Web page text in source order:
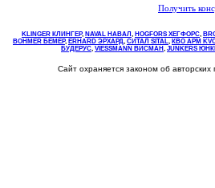
Получить
KLINGER КЛИНГЕР, NAVAL НАВАЛ , НOGFORS ХЕГФОРС,
BOHMER БЕМЕР, ERHARD ЭРХАРД, СИТАЛ SITAL, КВО АРМ
БУДЕРУС, VIESSMANN ВИСМАН , JUNKERS
Сайт охраняется законом об